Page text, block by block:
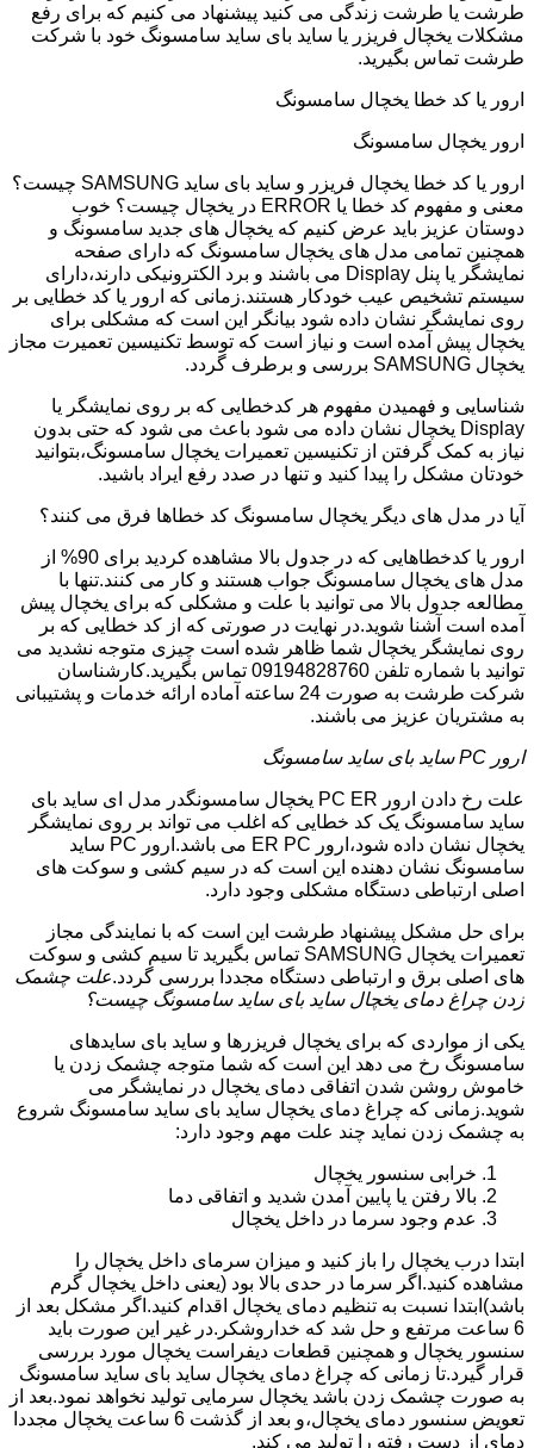
طرشت یا طرشت زندگی می کنید پیشنهاد می کنیم که برای رفع
مشکلات یخچال فریزر یا ساید بای ساید سامسونگ خود با شرکت
طرشت تماس بگیرید.
ارور یا کد خطا یخچال سامسونگ
ارور یخچال سامسونگ
ارور یا کد خطا یخچال فریزر و ساید بای ساید SAMSUNG چیست؟
معنی و مفهوم کد خطا یا ERROR در یخچال چیست؟ خوب
دوستان عزیز باید عرض کنیم که یخچال های جدید سامسونگ و
همچنین تمامی مدل های یخچال سامسونگ که دارای صفحه
نمایشگر یا پنل Display می باشند و برد الکترونیکی دارند،دارای
سیستم تشخیص عیب خودکار هستند.زمانی که ارور یا کد خطایی بر
روی نمایشگر نشان داده شود بیانگر این است که مشکلی برای
یخچال پیش آمده است و نیاز است که توسط تکنیسین تعمیرت مجاز
یخچال SAMSUNG بررسی و برطرف گردد.
شناسایی و فهمیدن مفهوم هر کدخطایی که بر روی نمایشگر یا
Display یخچال نشان داده می شود باعث می شود که حتی بدون
نیاز به کمک گرفتن از تکنیسین تعمیرات یخچال سامسونگ،بتوانید
خودتان مشکل را پیدا کنید و تنها در صدد رفع ایراد باشید.
آیا در مدل های دیگر یخچال سامسونگ کد خطاها فرق می کنند؟
ارور یا کدخطاهایی که در جدول بالا مشاهده کردید برای 90% از
مدل های یخچال سامسونگ جواب هستند و کار می کنند.تنها با
مطالعه جدول بالا می توانید با علت و مشکلی که برای یخچال پیش
آمده است آشنا شوید.در نهایت در صورتی که از کد خطایی که بر
روی نمایشگر یخچال شما ظاهر شده است چیزی متوجه نشدید می
توانید با شماره تلفن 09194828760 تماس بگیرید.کارشناسان
شرکت طرشت به صورت 24 ساعته آماده ارائه خدمات و پشتیبانی
به مشتریان عزیز می باشند.
ارور PC ساید بای ساید سامسونگ
علت رخ دادن ارور PC ER یخچال سامسونگدر مدل ای ساید بای
ساید سامسونگ یک کد خطایی که اغلب می تواند بر روی نمایشگر
یخچال نشان داده شود،ارور ER PC می باشد.ارور PC ساید
سامسونگ نشان دهنده این است که در سیم کشی و سوکت های
اصلی ارتباطی دستگاه مشکلی وجود دارد.
برای حل مشکل پیشنهاد طرشت این است که با نمایندگی مجاز
تعمیرات یخچال SAMSUNG تماس بگیرید تا سیم کشی و سوکت
های اصلی برق و ارتباطی دستگاه مجددا بررسی گردد.علت چشمک
زدن چراغ دمای یخچال ساید بای ساید سامسونگ چیست؟
یکی از مواردی که برای یخچال فریزرها و ساید بای سایدهای
سامسونگ رخ می دهد این است که شما متوجه چشمک زدن یا
خاموش روشن شدن اتفاقی دمای یخچال در نمایشگر می
شوید.زمانی که چراغ دمای یخچال ساید بای ساید سامسونگ شروع
به چشمک زدن نماید چند علت مهم وجود دارد:
خرابی سنسور یخچال
بالا رفتن یا پایین آمدن شدید و اتفاقی دما
عدم وجود سرما در داخل یخچال
ابتدا درب یخچال را باز کنید و میزان سرمای داخل یخچال را
مشاهده کنید.اگر سرما در حدی بالا بود (یعنی داخل یخچال گرم
باشد)ابتدا نسبت به تنظیم دمای یخچال اقدام کنید.اگر مشکل بعد از
6 ساعت مرتفع و حل شد که خداروشکر.در غیر این صورت باید
سنسور یخچال و همچنین قطعات دیفراست یخچال مورد بررسی
قرار گیرد.تا زمانی که چراغ دمای یخچال ساید بای ساید سامسونگ
به صورت چشمک زدن باشد یخچال سرمایی تولید نخواهد نمود.بعد از
تعویض سنسور دمای یخچال،و بعد از گذشت 6 ساعت یخچال مجددا
دمای از دست رفته را تولید می کند.